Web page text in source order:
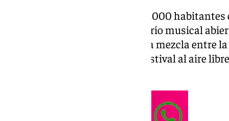
Ojén es un municipio de unos 5.000
espacios públicos en un escenario musical
tranquilo que lo caracteriza. Esa mezcla entre
malagueño y la energía de un festival al aire